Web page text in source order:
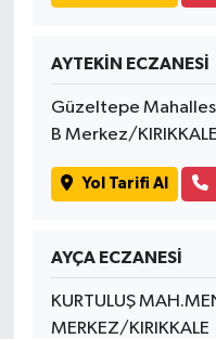
AYTEKİN ECZANESİ
Güzeltepe
B Merkez/KIRIKKALE
Yol Tarifi Al
AYÇA ECZANESİ
KURTULUŞ
MERKEZ/KIRIKKALE